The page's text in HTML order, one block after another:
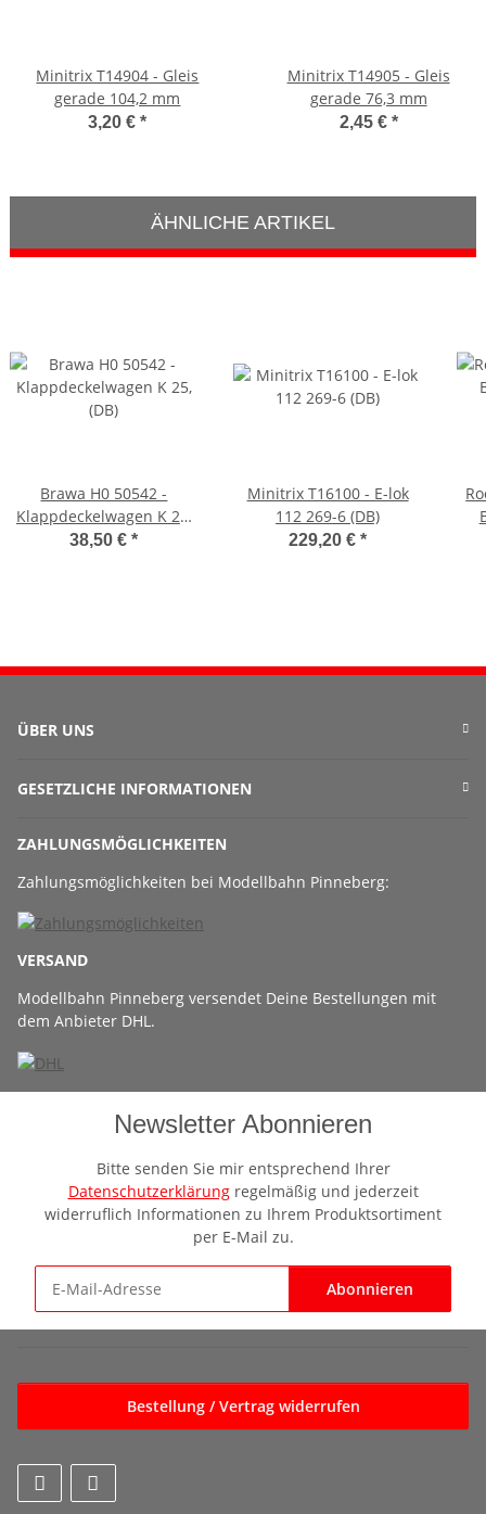
Minitrix T14904 - Gleis
gerade 104,2 mm
3,20 €*
Minitrix T14905 - Gleis
gerade 76,3 mm
2,45 € *
ÄHNLICHE ARTIKEL
Brawa H0 50542 -
Klappdeckelwagen K 25,
(DB)
38,50 €*
Minitrix T16100 - E-lok
112 269-6 (DB)
229,20 €*
ÜBER UNS
GESETZLICHE INFORMATIONEN
ZAHLUNGSMÖGLICHKEITEN
Zahlungsmöglichkeiten bei Modellbahn Pinneberg:
VERSAND
Modellbahn Pinneberg versendet Deine Bestellungen mit
dem Anbieter DHL.
Newsletter Abonnieren
Bitte senden Sie mir entsprechend Ihrer
Datenschutzerklärungregelmäßig und jederzeit
widerruflich Informationen zu Ihrem Produktsortiment
per E-Mail zu.
Abonnieren
Bestellung / Vertrag widerrufen